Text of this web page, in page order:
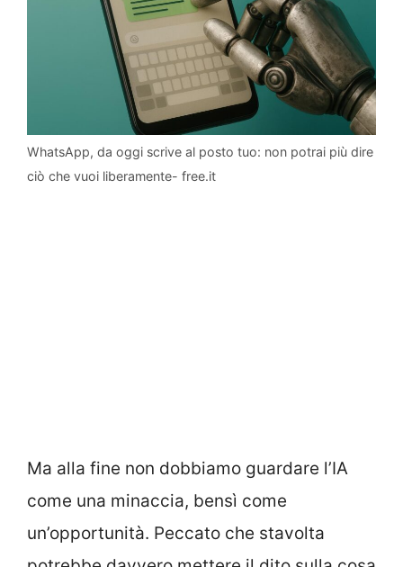
WhatsApp, da oggi scrive al posto tuo: non potrai più dire
ciò che vuoi liberamente- free.it
Ma alla fine non dobbiamo guardare l’IA
come una minaccia, bensì come
un’opportunità. Peccato che stavolta